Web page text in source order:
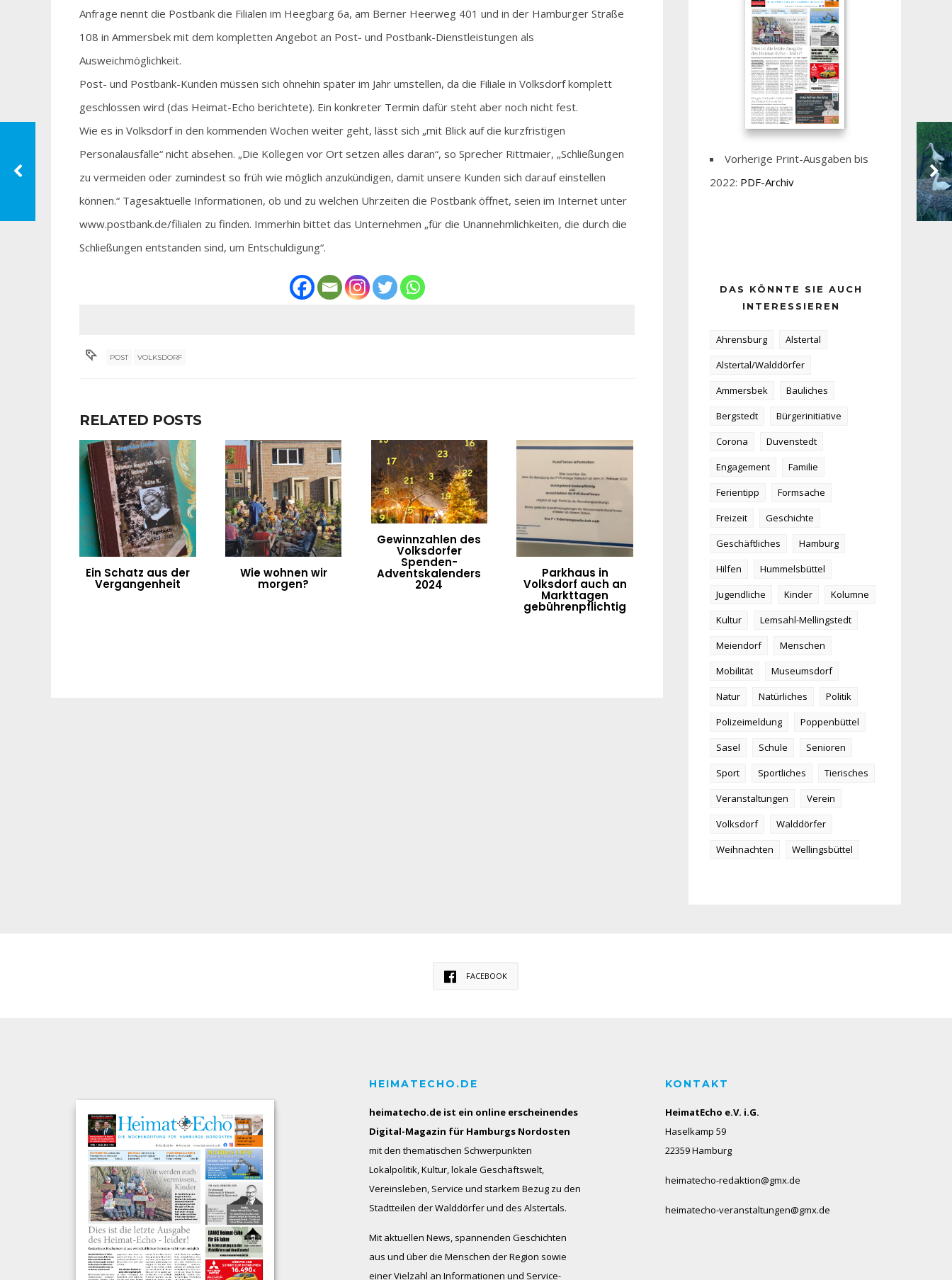
Anfrage nennt die Postbank die Filialen im Heegbarg 6a, am Berner Heerweg 401 und in der Hamburger Straße
108 in Ammersbek mit dem kompletten Angebot an Post- und Postbank-Dienstleistungen als
Ausweichmöglichkeit.
Post- und Postbank-Kunden müssen sich ohnehin später im Jahr umstellen, da die Filiale in Volksdorf komplett
geschlossen wird (das Heimat-Echo berichtete). Ein konkreter Termin dafür steht aber noch nicht fest.
Wie es in Volksdorf in den kommenden Wochen weiter geht, lässt sich „mit Blick auf die kurzfristigen
Personalausfälle“ nicht absehen. „Die Kollegen vor Ort setzen alles daran“, so Sprecher Rittmaier, „Schließungen
zu vermeiden oder zumindest so früh wie möglich anzukündigen, damit unsere Kunden sich darauf einstellen
können.“ Tagesaktuelle Informationen, ob und zu welchen Uhrzeiten die Postbank öffnet, seien im Internet unter
www.postbank.de/filialen zu finden. Immerhin bittet das Unternehmen „für die Unannehmlichkeiten, die durch die
Schließungen entstanden sind, um Entschuldigung“.
POST VOLKSDORF
RELATED POSTS
Ein Schatz aus der
Vergangenheit
Wie wohnen wir
morgen?
Gewinnzahlen des
Volksdorfer
Spenden-
Adventskalenders
2024
Parkhaus in
Volksdorf auch an
Markttagen
gebührenpflichtig
Vorherige Print-Ausgaben bis
2022: PDF-Archiv
DAS KÖNNTE SIE AUCH
INTERESSIEREN
Ahrensburg
Alstertal
Alstertal/Walddörfer
Ammersbek
Bauliches
Bergstedt
Bürgerinitiative
Corona
Duvenstedt
Engagement
Familie
Ferientipp
Formsache
Freizeit
Geschichte
Geschäftliches
Hamburg
Hilfen
Hummelsbüttel
Jugendliche
Kinder
Kolumne
Kultur
Lemsahl-Mellingstedt
Meiendorf
Menschen
Mobilität
Museumsdorf
Natur
Natürliches
Politik
Polizeimeldung
Poppenbüttel
Sasel
Schule
Senioren
Sport
Sportliches
Tierisches
Veranstaltungen
Verein
Volksdorf
Walddörfer
Weihnachten
Wellingsbüttel
FACEBOOK
HEIMATECHO.DE
heimatecho.de ist ein online erscheinendes
Digital-Magazin für Hamburgs Nordosten
mit den thematischen Schwerpunkten
Lokalpolitik, Kultur, lokale Geschäftswelt,
Vereinsleben, Service und starkem Bezug zu den
Stadtteilen der Walddörfer und des Alstertals.
Mit aktuellen News, spannenden Geschichten
aus und über die Menschen der Region sowie
einer Vielzahl an Informationen und Service-
KONTAKT
HeimatEcho e.V. i.G.
Haselkamp 59
22359 Hamburg
heimatecho-redaktion@gmx.de
heimatecho-veranstaltungen@gmx.de